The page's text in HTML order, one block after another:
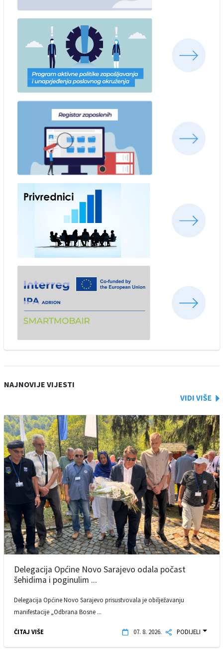
NAJNOVIJE VIJESTI
Delegacija Općine Novo Sarajevo odala počast
šehidima i poginulim ...
Delegacija Općine Novo Sarajevo prisustvovala je obilježavanju
manifestacije „Odbrana Bosne ...
ČITAJ VIŠE 07. 8. 2026. PODIJELI